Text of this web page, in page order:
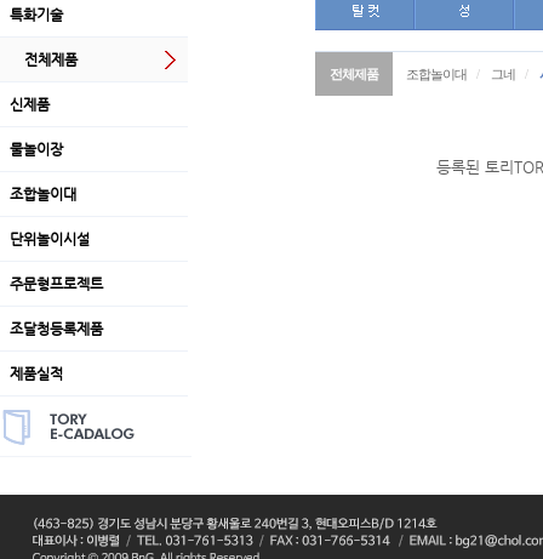
특화기술
전체제품
신제품
물놀이장
조합놀이대
단위놀이시설
주문형프로젝트
조달청등록제품
제품실적
전체제품 조합놀이대 / 그네 /
등록된 토리